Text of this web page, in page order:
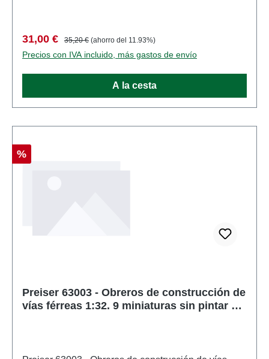
funcionales. Características: Fabricante:
PreiserNúmero de artículo: 63001numero de piezas:
Conjunto de varias piezasEAN: 4041032630014tipo
de producto: Cifrasescala: 1:32Recomendación de
Precio de venta:
31,00 € Precio normal:
35,20 € (ahorro del 11.93%)
Precios con IVA incluido, más gastos de envío
A la cesta
Descuento
%
Preiser 63003 - Obreros de construcción de
vías férreas 1:32. 9 miniaturas sin pintar y